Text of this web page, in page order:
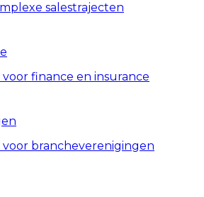
salestrajecten
finance en insurance
brancheverenigingen